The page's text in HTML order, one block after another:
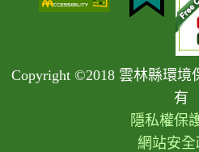
Copyright ©2018 雲林縣環
有
隱私權保
網站安全